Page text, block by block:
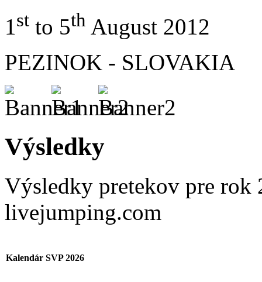
1st to 5th August 2012
PEZINOK - SLOVAKIA
Výsledky
Výsledky pretekov pre rok
livejumping.com
Kalendár SVP 2026